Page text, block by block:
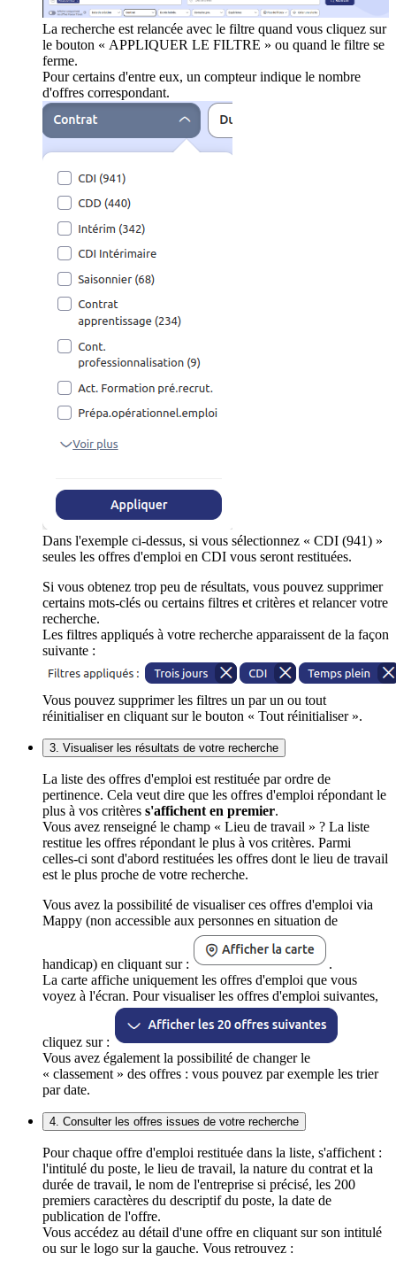
La recherche est relancée avec le filtre quand vous cliquez sur
le bouton « APPLIQUER LE FILTRE » ou quand le filtre se
ferme.
Pour certains d'entre eux, un compteur indique le nombre
d'offres correspondant.
Dans l'exemple ci-dessus, si vous sélectionnez « CDI (941) »
seules les offres d'emploi en CDI vous seront restituées.
Si vous obtenez trop peu de résultats, vous pouvez supprimer
certains mots-clés ou certains filtres et critères et relancer votre
recherche.
Les filtres appliqués à votre recherche apparaissent de la façon
suivante :
Vous pouvez supprimer les filtres un par un ou tout
réinitialiser en cliquant sur le bouton « Tout réinitialiser ».
3. Visualiser les résultats de votre recherche
La liste des offres d'emploi est restituée par ordre de
pertinence. Cela veut dire que les offres d'emploi répondant le
plus à vos critères s'affichent en premier.
Vous avez renseigné le champ « Lieu de travail » ? La liste
restitue les offres répondant le plus à vos critères. Parmi
celles-ci sont d'abord restituées les offres dont le lieu de travail
est le plus proche de votre recherche.
Vous avez la possibilité de visualiser ces offres d'emploi via
Mappy (non accessible aux personnes en situation de
handicap) en cliquant sur :
.
La carte affiche uniquement les offres d'emploi que vous
voyez à l'écran. Pour visualiser les offres d'emploi suivantes,
cliquez sur :
Vous avez également la possibilité de changer le
« classement » des offres : vous pouvez par exemple les trier
par date.
4. Consulter les offres issues de votre recherche
Pour chaque offre d'emploi restituée dans la liste, s'affichent :
l'intitulé du poste, le lieu de travail, la nature du contrat et la
durée de travail, le nom de l'entreprise si précisé, les 200
premiers caractères du descriptif du poste, la date de
publication de l'offre.
Vous accédez au détail d'une offre en cliquant sur son intitulé
ou sur le logo sur la gauche. Vous retrouvez :